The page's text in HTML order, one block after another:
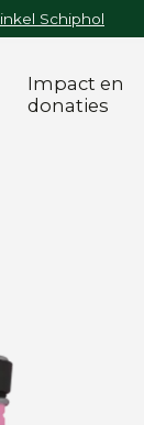
Schiphol
Impact en
donaties